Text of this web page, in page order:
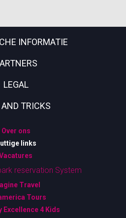
INFORMATIE
LEGAL
TRICKS
Over ons
links
reservation System
Travel
Tours
Excellence 4 Kids